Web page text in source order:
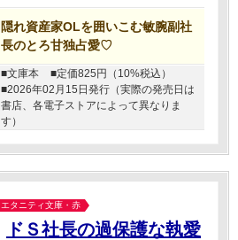
隠れ資産家OLを囲いこむ敏腕副社
長のとろ甘独占愛♡
■文庫本
■定価825円（10%税込）
■2026年02月15日発行（実際の発売日は
書店、各電子ストアによって異なりま
す）
エタニティ文庫・赤
ドＳ社長の過保護な執愛